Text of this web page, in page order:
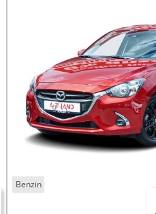
Benzin